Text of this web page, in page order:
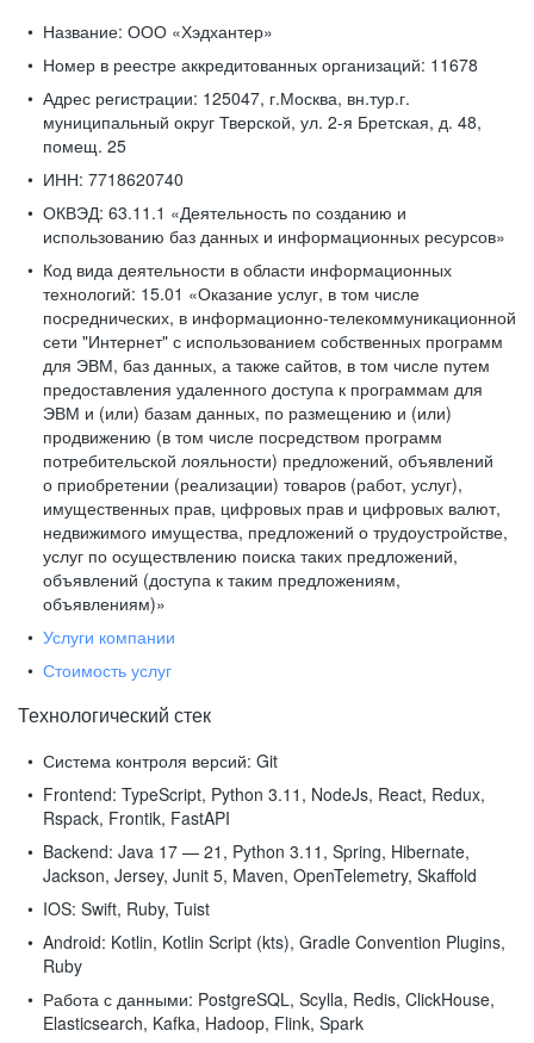
Название: ООО «Хэдхантер»
Номер в реестре аккредитованных организаций: 11678
Адрес регистрации: 125047, г.Москва, вн.тур.г.
муниципальный округ Тверской, ул. 2-я Бретская, д. 48,
помещ. 25
ИНН: 7718620740
ОКВЭД: 63.11.1 «Деятельность по созданию и
использованию баз данных и информационных ресурсов»
Код вида деятельности в области информационных
технологий: 15.01 «Оказание услуг, в том числе
посреднических, в информационно-телекоммуникационной
сети "Интернет" с использованием собственных программ
для ЭВМ, баз данных, а также сайтов, в том числе путем
предоставления удаленного доступа к программам для
ЭВМ и (или) базам данных, по размещению и (или)
продвижению (в том числе посредством программ
потребительской лояльности) предложений, объявлений
о приобретении (реализации) товаров (работ, услуг),
имущественных прав, цифровых прав и цифровых валют,
недвижимого имущества, предложений о трудоустройстве,
услуг по осуществлению поиска таких предложений,
объявлений (доступа к таким предложениям,
объявлениям)»
Услуги компании
Стоимость услуг
Технологический стек
Система контроля версий: Git
Frontend: TypeScript, Python 3.11, NodeJs, React, Redux,
Rspack, Frontik, FastAPI
Backend: Java 17 — 21, Python 3.11, Spring, Hibernate,
Jackson, Jersey, Junit 5, Maven, OpenTelemetry, Skaffold
IOS: Swift, Ruby, Tuist
Android: Kotlin, Kotlin Script (kts), Gradle Convention Plugins,
Ruby
Работа с данными: PostgreSQL, Scylla, Redis, ClickHouse,
Elasticsearch, Kafka, Hadoop, Flink, Spark